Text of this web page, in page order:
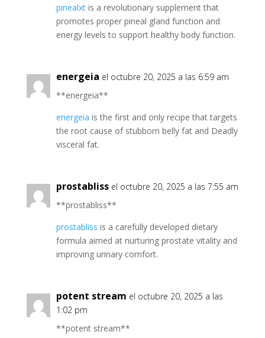
pinealxtis a revolutionary supplement that
promotes proper pineal gland function and
energy levels to support healthy body function.
energeia el octubre 20, 2025 a las 6:59 am
**energeia**
energeia is the first and only recipe that targets
the root cause of stubborn belly fat and Deadly
visceral fat.
prostabliss el octubre 20, 2025 a las 7:55 am
** prostabliss**
prostabliss is a carefully developed dietary
formula aimed at nurturing prostate vitality and
improving urinary comfort.
potent stream el octubre 20, 2025 a las
1:02 pm
**potent stream**